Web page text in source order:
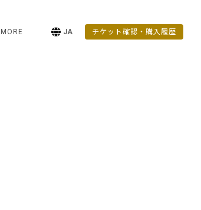
MORE JA チケット確認・購入履歴